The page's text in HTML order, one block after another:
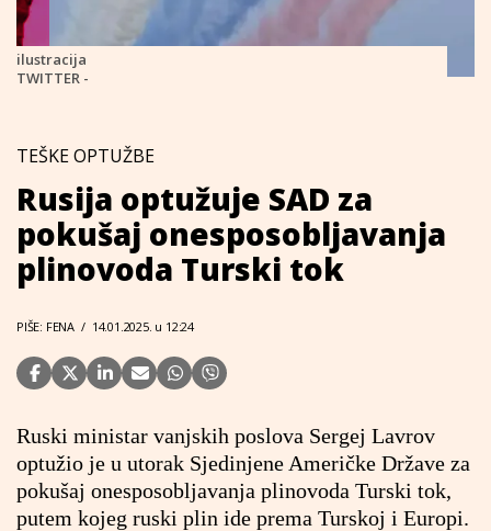
ilustracija
TWITTER -
TEŠKE OPTUŽBE
Rusija optužuje SAD za
pokušaj onesposobljavanja
plinovoda Turski tok
PIŠE: FENA / 14.01.2025. u 12:24
Ruski ministar vanjskih poslova Sergej Lavrov
optužio je u utorak Sjedinjene Američke Države za
pokušaj onesposobljavanja plinovoda Turski tok,
putem kojeg ruski plin ide prema Turskoj i Europi.